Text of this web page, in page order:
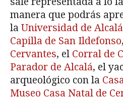
manera que podrás
la Universidad de Alcalá
Capilla de San Ildefonso
Cervantes, el Corral de
Parador de Alcalá, el
arqueológico con la
Museo Casa Natal de